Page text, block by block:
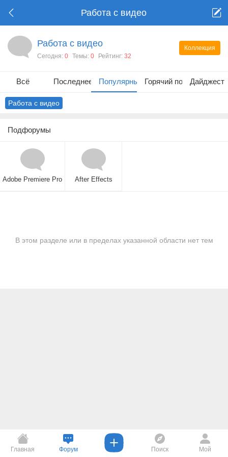
Работа с видео
Коллекция
Работа с видео
Сегодня: 0 Темы: 0 Рейтинг: 32
Всё Последнее Популярные Горячий постДайджест
Работа с видео
Подфорумы
Adobe Premiere Pro After Effects
В этом разделе или в пределах указанной области нет тем
Главная Форум Поиск Мой